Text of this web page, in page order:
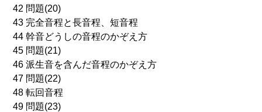
42 問題(20)
43 完全音程と長音程、短音程
44 幹音どうしの音程のかぞえ方
45 問題(21)
46 派生音を含んだ音程のかぞえ方
47 問題(22)
48 転回音程
49 問題(23)